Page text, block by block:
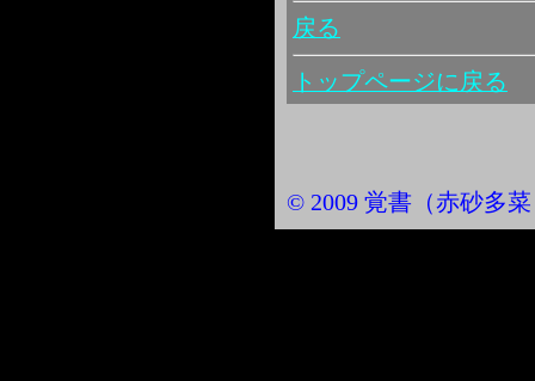
戻る
トップページに戻る
© 2009 覚書（赤砂多